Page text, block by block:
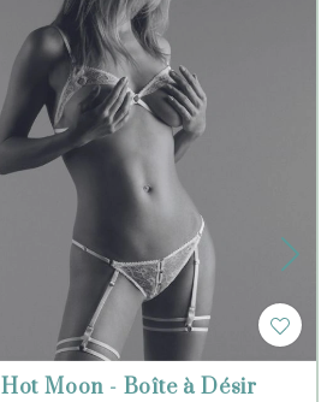
Hot Moon - Boîte à Désir